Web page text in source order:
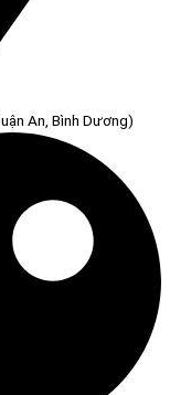
An, Bình Dương)